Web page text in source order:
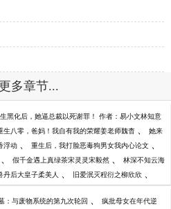
多章节...
生黑化后，她逼总裁以死谢罪！ 作者：易小文林知意
生八零，爸妈！我自有我的荣耀姜老师魏杳 、 她来
浮动 、 重生后，我打脸恶毒狗男女我内心论文 、
、 假千金遇上真绿茶宋灵灵宋毅然 、 林深不知云海
丹后大皇子柔美人 、 旧爱泯灭程衍之柳欣欣 、
：与废物系统的第九次轮回 、 疯批母女在年代逆